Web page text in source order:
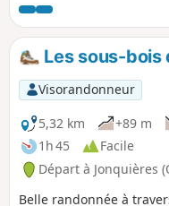
et le Mont d'Huette.
Les sous-bois
Visorandonneur
5,32 km
+89 m
1h 45
Facile
Départ à Jonquières
Belle randonnée à